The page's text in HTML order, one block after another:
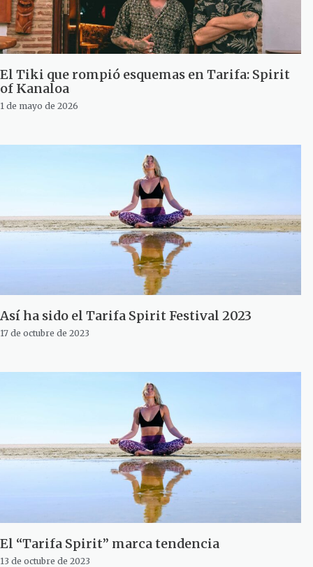
El Tiki que rompió esquemas en Tarifa: Spirit
of Kanaloa
1 de mayo de 2026
Así ha sido el Tarifa Spirit Festival 2023
17 de octubre de 2023
El “Tarifa Spirit” marca tendencia
13 de octubre de 2023